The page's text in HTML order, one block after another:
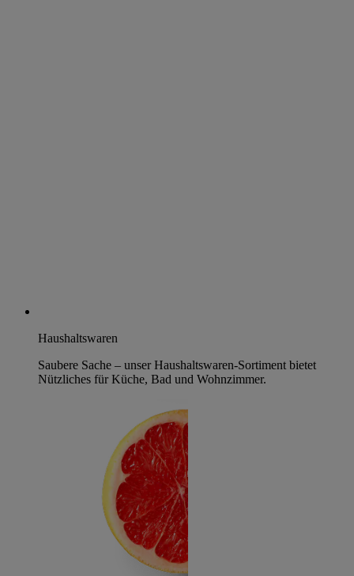
Haushaltswaren
Saubere Sache – unser Haushaltswaren-Sortiment bietet
Nützliches für Küche, Bad und Wohnzimmer.